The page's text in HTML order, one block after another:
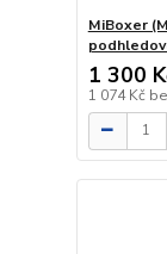
MiBoxer
1 300
1 074 Kč